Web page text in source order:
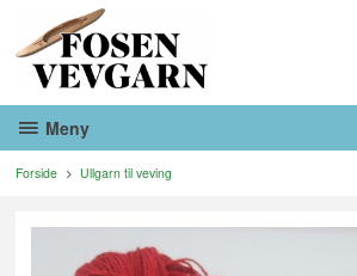
innholdet
Meny
Forside Ullgarn til veving